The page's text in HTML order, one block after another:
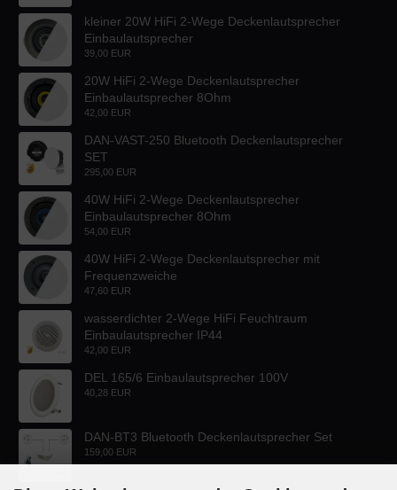
kleiner 20W HiFi 2-Wege Deckenlautsprecher
Einbaulautsprecher
39,00 EUR
20W HiFi 2-Wege Deckenlautsprecher
Einbaulautsprecher 8Ohm
42,00 EUR
DAN-VAST-250 Bluetooth Deckenlautsprecher
SET
295,00 EUR
40W HiFi 2-Wege Deckenlautsprecher
Einbaulautsprecher 8Ohm
54,00 EUR
40W HiFi 2-Wege Deckenlautsprecher mit
Frequenzweiche
47,60 EUR
wasserdichter 2-Wege HiFi Feuchtraum
Einbaulautsprecher IP44
42,00 EUR
DEL 165/6 Einbaulautsprecher 100V
40,28 EUR
DAN-BT3 Bluetooth Deckenlautsprecher Set
159,00 EUR